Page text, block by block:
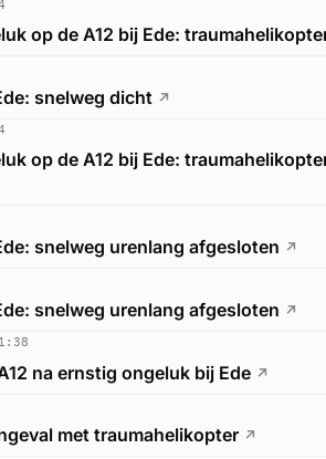
op de A12 bij Ede:
snelweg dicht ↗
op de A12 bij Ede:
snelweg urenlang afgesloten ↗
snelweg urenlang afgesloten ↗
na ernstig ongeluk bij Ede ↗
met traumahelikopter ↗